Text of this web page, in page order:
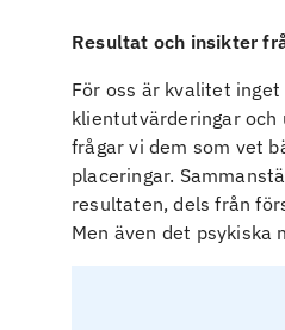
Resultat och insikter
För oss är kvalitet
klientutvärderingar och
frågar vi dem som vet
placeringar.
resultaten, dels från
Men även det psykiska